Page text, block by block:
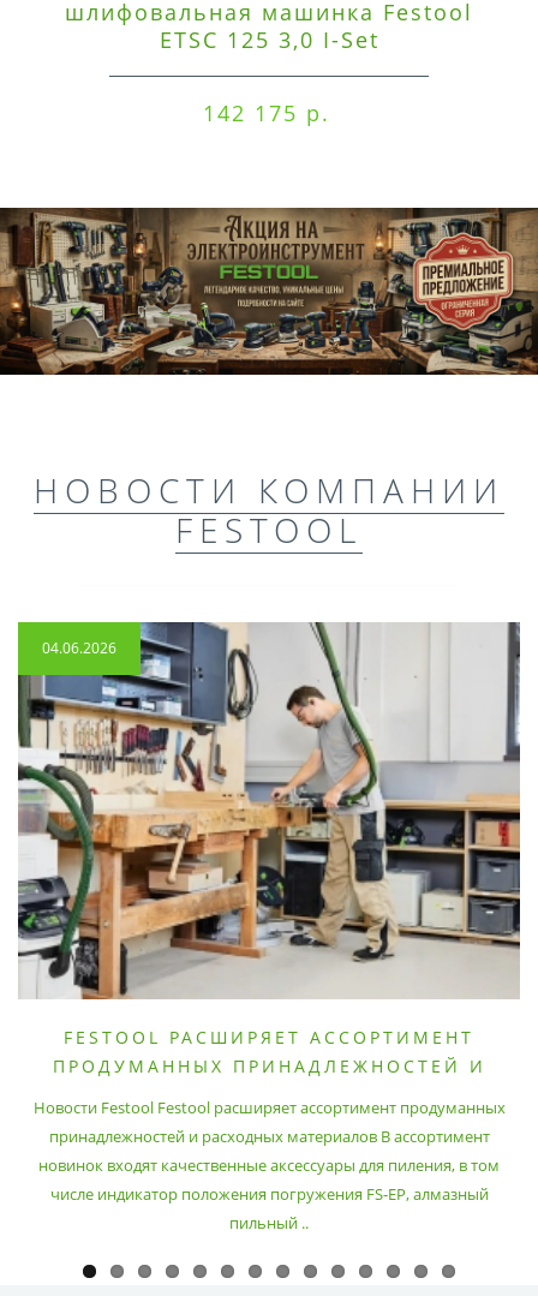
шлифовальная машинка Festool
ETSC 125 3,0 I-Set
142 175 р.
НОВОСТИ КОМПАНИИ
FESTOOL
04.06.2026
FESTOOL РАСШИРЯЕТ АССОРТИМЕНТ
ПРОДУМАННЫХ ПРИНАДЛЕЖНОСТЕЙ И
Новости Festool Festool расширяет ассортимент продуманных
принадлежностей и расходных материалов В ассортимент
новинок входят качественные аксессуары для пиления, в том
числе индикатор положения погружения FS-EP, алмазный
пильный ..